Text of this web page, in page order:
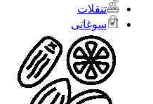
تنقلات
سوغاتی